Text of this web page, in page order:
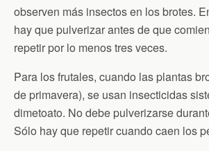
observen más insectos en los brotes.
hay que pulverizar antes de que
repetir por lo menos tres veces.
Para los frutales, cuando las plantas
de primavera), se usan insecticidas
dimetoato. No debe pulverizarse
Sólo hay que repetir cuando caen los